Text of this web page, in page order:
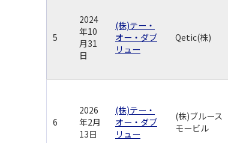
5
2024
年10
月31
日
(株)テー・
オー・ダブ
リュー
Qetic(株)
6
2026
年2月
13日
(株)テー・
オー・ダブ
リュー
(株)ブルース
モービル